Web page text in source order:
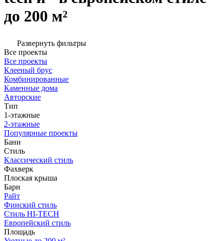
до 200 м²
Развернуть фильтры
Все проекты
Все проекты
Клееный брус
Комбинированные
Каменные дома
Авторские
Тип
1-этажные
2-этажные
Популярные проекты
Бани
Стиль
Классический стиль
Фахверк
Плоская крыша
Барн
Райт
Финский стиль
Стиль HI-TECH
Европейский стиль
Площадь